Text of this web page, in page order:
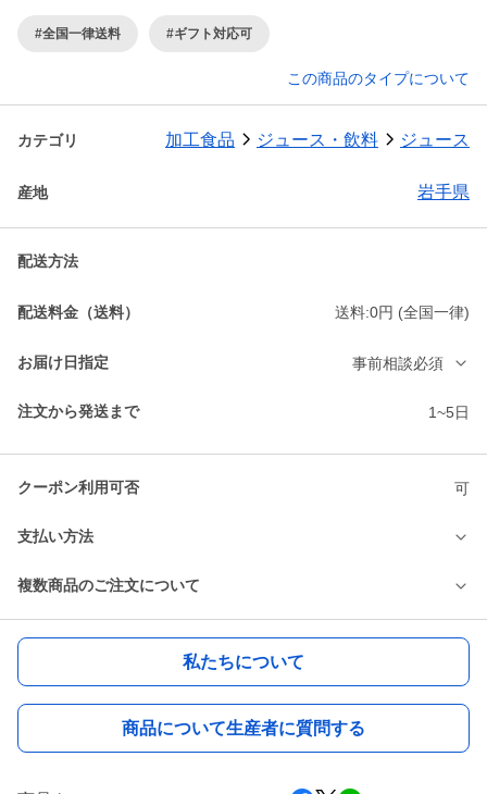
#全国一律送料 #ギフト対応可
この商品のタイプについて
カテゴリ 加工食品 ジュース・飲料 ジュース
産地 岩手県
配送方法
配送料金（送料） 送料:0円 (全国一律)
お届け日指定 事前相談必須
注文から発送まで 1~5日
クーポン利用可否 可
支払い方法
複数商品のご注文について
私たちについて
商品について生産者に質問する